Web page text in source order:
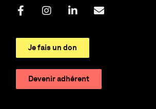
Je fais un don
Devenir adhérent